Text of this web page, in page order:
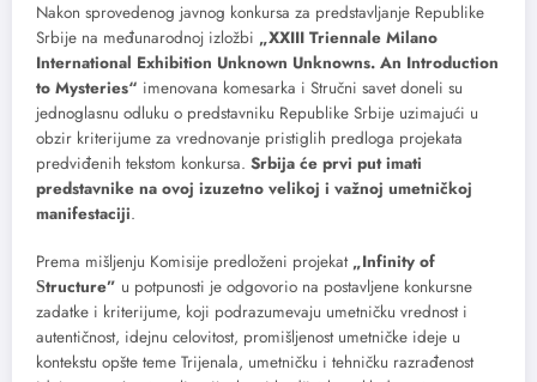
Nakon sprovedenog javnog konkursa za predstavljanje Republike
Srbije na međunarodnoj izložbi „XXIII Triennale Milano
International Exhibition Unknown Unknowns. An Introduction
to Mysteries“ imenovana komesarka i Stručni savet doneli su
jednoglasnu odluku o predstavniku Republike Srbije uzimajući u
obzir kriterijume za vrednovanje pristiglih predloga projekata
predviđenih tekstom konkursa. Srbija će prvi put imati
predstavnike na ovoj izuzetno velikoj i važnoj umetničkoj
manifestaciji.
Prema mišljenju Komisije predloženi projekat „Infinity of
Ѕtructure” u potpunosti je odgovorio na postavljene konkursne
zadatke i kriterijume, koji podrazumevaju umetničku vrednost i
autentičnost, idejnu celovitost, promišljenost umetničke ideje u
kontekstu opšte teme Trijenala, umetničku i tehničku razrađenost